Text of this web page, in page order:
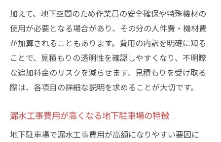
加えて、地下空間のため作業員の安全確保や特殊機材の
使用が必要となる場合があり、その分の人件費・機材費
が加算されることもあります。費用の内訳を明確に知る
ことで、見積もりの透明性を確認しやすくなり、不明瞭
な追加料金のリスクを減らせます。見積もりを受け取る
際は、各項目の詳細な説明を求めることが大切です。
漏水工事費用が高くなる地下駐車場の特徴
地下駐車場で漏水工事費用が高額になりやすい要因に